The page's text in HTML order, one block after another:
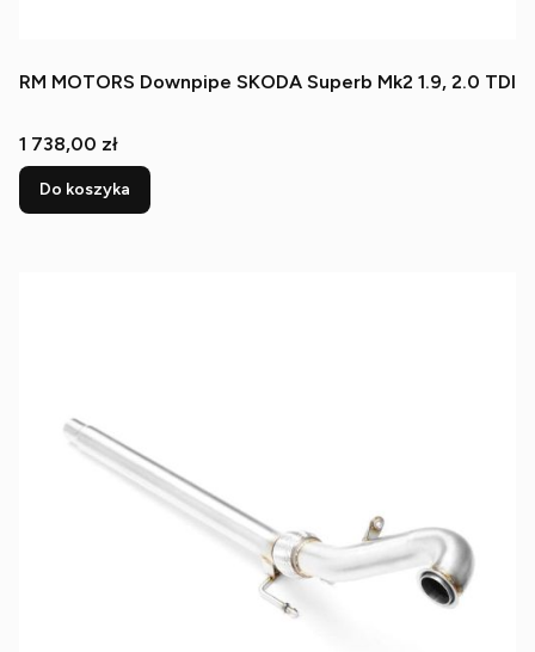
RM MOTORS Downpipe SKODA Superb Mk2 1.9, 2.0 TDI
Cena
1 738,00 zł
Do koszyka